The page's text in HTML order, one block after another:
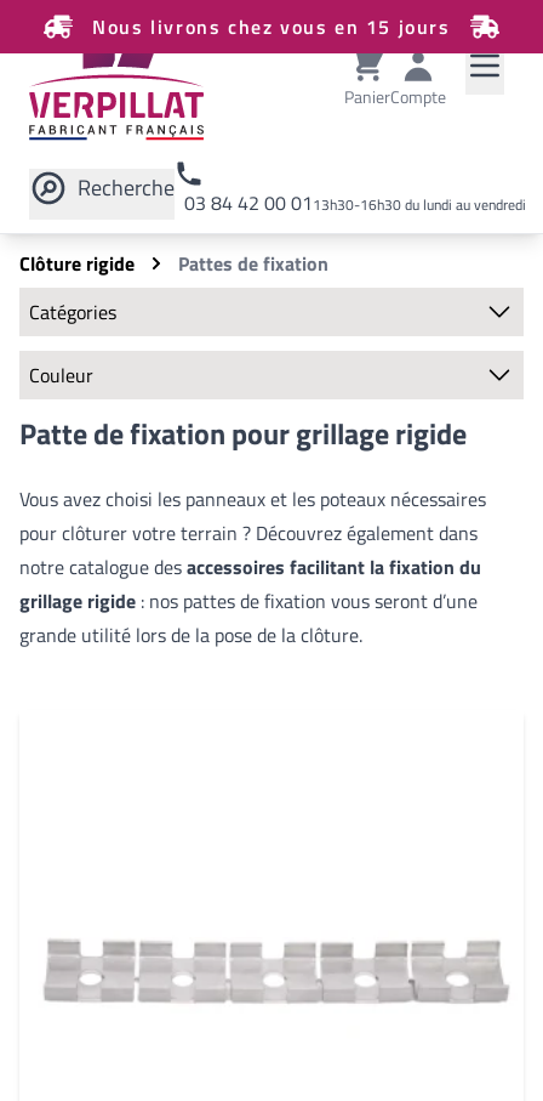
Nous livrons chez vous en 15 jours
PanierCompte
Recherche 03 84 42 00 0113h30-16h30 du lundi au vendredi
Rechercher sur le site
Clôture rigide
Pattes de fixation
Catégories
Clôture rigide
Panneaux
Poteaux
Chapeaux de finition
Plaques de soubassement
Bavolets
Pattes de fixation
Vis et goujons
Occultants
Portails et portillons
Patte de fixation pour grillage rigide
Vous avez choisi les panneaux et les poteaux nécessaires
pour clôturer votre terrain ? Découvrez également dans
notre catalogue desaccessoires facilitant la fixation du
grillage rigide : nos pattes de fixation vous seront d’une
grande utilité lors de la pose de la clôture.
Couleur
Inox
Vert